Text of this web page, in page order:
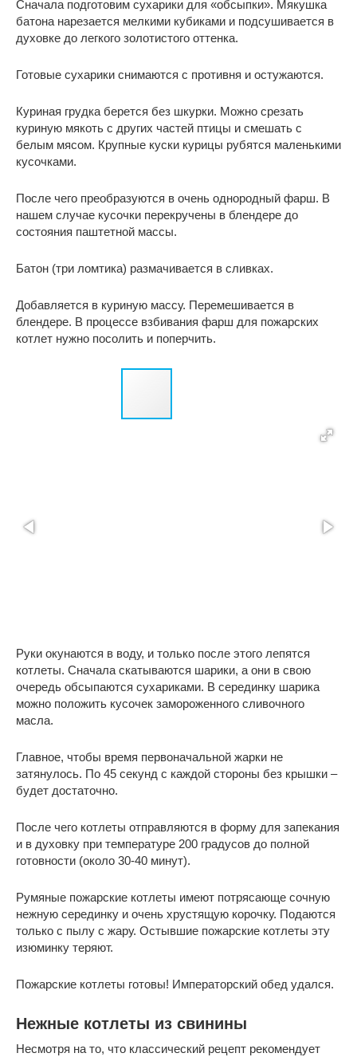
Сначала подготовим сухарики для «обсыпки». Мякушка
батона нарезается мелкими кубиками и подсушивается в
духовке до легкого золотистого оттенка.
Готовые сухарики снимаются с противня и остужаются.
Куриная грудка берется без шкурки. Можно срезать
куриную мякоть с других частей птицы и смешать с
белым мясом. Крупные куски курицы рубятся маленькими
кусочками.
После чего преобразуются в очень однородный фарш. В
нашем случае кусочки перекручены в блендере до
состояния паштетной массы.
Батон (три ломтика) размачивается в сливках.
Добавляется в куриную массу. Перемешивается в
блендере. В процессе взбивания фарш для пожарских
котлет нужно посолить и поперчить.
Руки окунаются в воду, и только после этого лепятся
котлеты. Сначала скатываются шарики, а они в свою
очередь обсыпаются сухариками. В серединку шарика
можно положить кусочек замороженного сливочного
масла.
Главное, чтобы время первоначальной жарки не
затянулось. По 45 секунд с каждой стороны без крышки –
будет достаточно.
После чего котлеты отправляются в форму для запекания
и в духовку при температуре 200 градусов до полной
готовности (около 30-40 минут).
Румяные пожарские котлеты имеют потрясающе сочную
нежную серединку и очень хрустящую корочку. Подаются
только с пылу с жару. Остывшие пожарские котлеты эту
изюминку теряют.
Пожарские котлеты готовы! Императорский обед удался.
Нежные котлеты из свинины
Несмотря на то, что классический рецепт рекомендует